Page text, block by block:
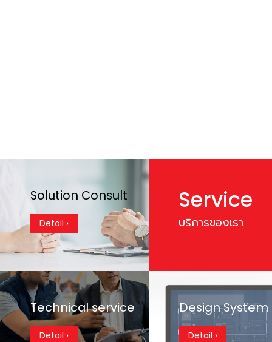
Solution Consult
Detail ›
Service
บริการของเรา
Technical service
Detail ›
Design System
Detail ›